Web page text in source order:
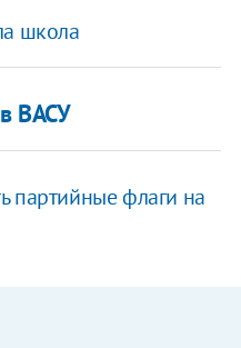
школа
ВАСУ
партийные флаги на